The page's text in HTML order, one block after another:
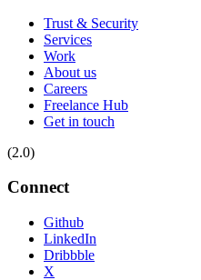
Trust & Security
Services
Work
About us
Careers
Freelance Hub
Get in touch
(2.0)
Connect
Github
LinkedIn
Dribbble
X